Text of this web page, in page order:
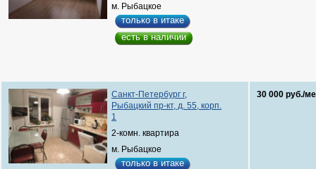
м. Рыбацкое
только в итаке
есть в наличии
Санкт-Петербург г,
Рыбацкий пр-кт, д. 55, корп.
1
2-комн. квартира
м. Рыбацкое
только в итаке
30 000 руб./